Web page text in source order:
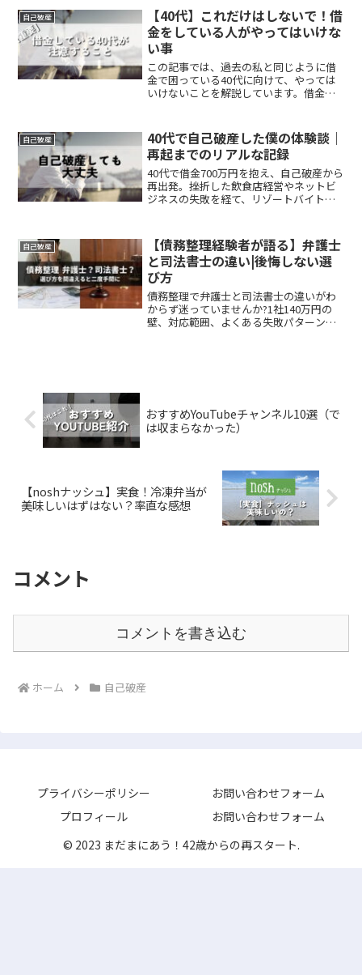
弁護士・AI活用）など、未来を変える準
備のステップを解説します。
自己破産
【40代】これだけはしないで！借
金をしている人がやってはいけな
い事
この記事では、過去の私と同じように借
金で困っている40代に向けて、やっては
いけないことを解説しています。借金で
自己破産
40代で自己破産した僕の体験談｜
再起までのリアルな記録
40代で借金700万円を抱え、自己破産から
再出発。挫折した飲食店経営やネットビ
ジネスの失敗を経て、リゾートバイトで
自己破産
【債務整理経験者が語る】弁護士
と司法書士の違い|後悔しない選
び方
債務整理で弁護士と司法書士の違いがわ
からず迷っていませんか?1社140万円の
壁、対応範囲、よくある失敗パターンを
おすすめYouTubeチャンネル10選（で
は収まらなかった）
【noshナッシュ】実食！冷凍弁当が
美味しいはずはない？率直な感想
コメント
コメントを書き込む
ホーム 自己破産
プライバシーポリシー
お問い合わせフォーム
プロフィール
お問い合わせフォーム
© 2023 まだまにあう！42歳からの再スタート.